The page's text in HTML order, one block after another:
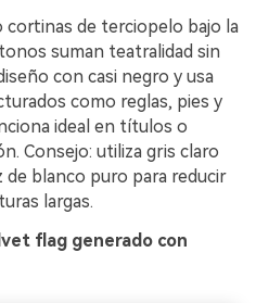
cortinas de terciopelo bajo la
suman teatralidad sin
con casi negro y usa
como reglas, pies y
ideal en títulos o
Consejo: utiliza gris claro
blanco puro para reducir
largas.
flag generado con